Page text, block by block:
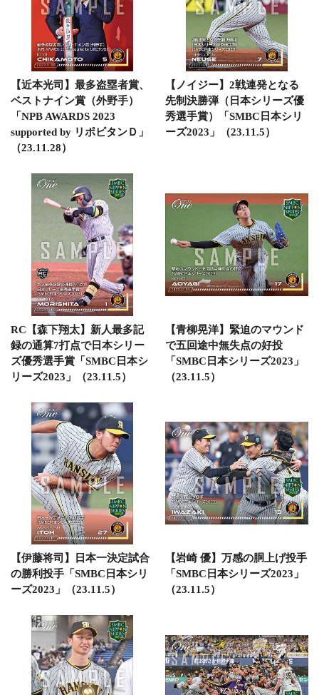
【近本光司】最多盗塁者賞、
ベストナイン賞（外野手）
「NPB AWARDS 2023
supported by リポビタンＤ」
（23.11.28）
【ノイジー】2戦連発となる
先制決勝弾（日本シリーズ優
秀選手賞）「SMBC日本シリ
ーズ2023」（23.11.5）
RC【森下翔太】新人最多記
録の通算7打点で日本シリー
ズ優秀選手賞「SMBC日本シ
リーズ2023」（23.11.5）
【青柳晃洋】緊迫のマウンド
で五回途中無失点の好投
「SMBC日本シリーズ2023」
（23.11.5）
【伊藤将司】日本一決定試合
の勝利投手「SMBC日本シリ
ーズ2023」（23.11.5）
【岩崎 優】万感の胴上げ投手
「SMBC日本シリーズ2023」
（23.11.5）